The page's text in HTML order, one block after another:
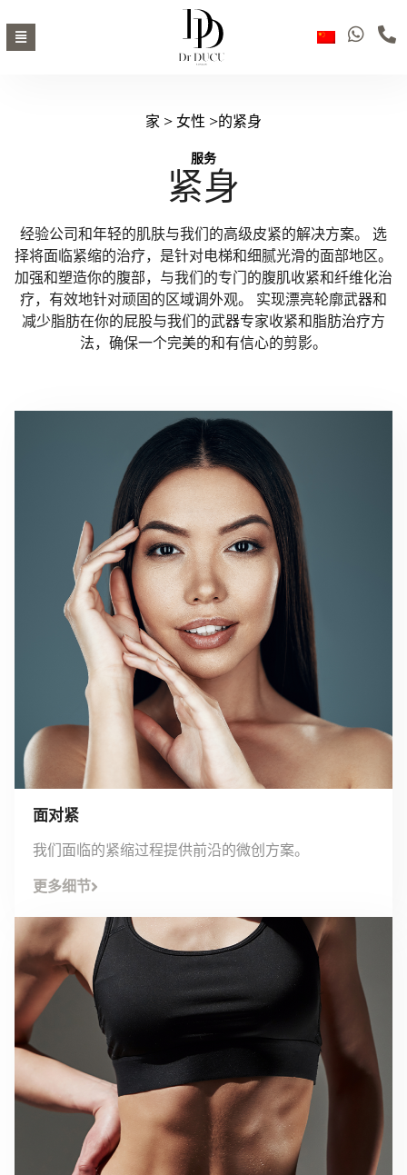
家 > 女性 >的紧身
服务
紧身
经验公司和年轻的肌肤与我们的高级皮紧的解决方案。 选
择将面临紧缩的治疗，是针对电梯和细腻光滑的面部地区。
加强和塑造你的腹部，与我们的专门的腹肌收紧和纤维化治
疗，有效地针对顽固的区域调外观。 实现漂亮轮廓武器和
减少脂肪在你的屁股与我们的武器专家收紧和脂肪治疗方
法，确保一个完美的和有信心的剪影。
面对紧
我们面临的紧缩过程提供前沿的微创方案。
更多细节